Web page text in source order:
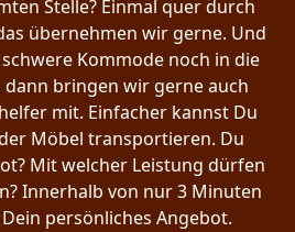
Stelle? Einmal quer durch
übernehmen wir gerne. Und
Kommode noch in die
bringen wir gerne auch
mit. Einfacher kannst Du
Möbel transportieren. Du
Mit welcher Leistung dürfen
Innerhalb von nur 3 Minuten
persönliches Angebot.